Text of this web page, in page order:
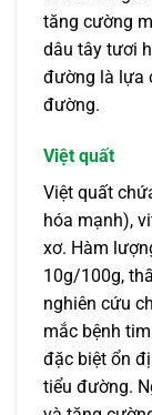
tăng cường
dâu tây tươi
đường là lựa
đường.
Việt quất
Việt quất
hóa mạnh),
xơ. Hàm
10g/100g,
nghiên cứu
mắc bệnh
đặc biệt ổn
tiểu đường.